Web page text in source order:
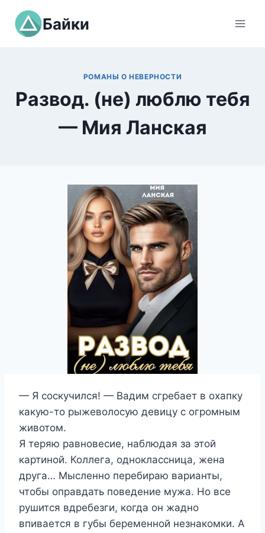
Перейти
содержимому
Байки
РОМАНЫ О НЕВЕРНОСТИ
Развод. (не) люблю тебя
— Мия Ланская
— Я соскучился! — Вадим сгребает в охапку
какую-то рыжеволосую девицу с огромным
животом.
Я теряю равновесие, наблюдая за этой
картиной. Коллега, одноклассница, жена
друга… Мысленно перебираю варианты,
чтобы оправдать поведение мужа. Но все
рушится вдребезги, когда он жадно
впивается в губы беременной незнакомки. А